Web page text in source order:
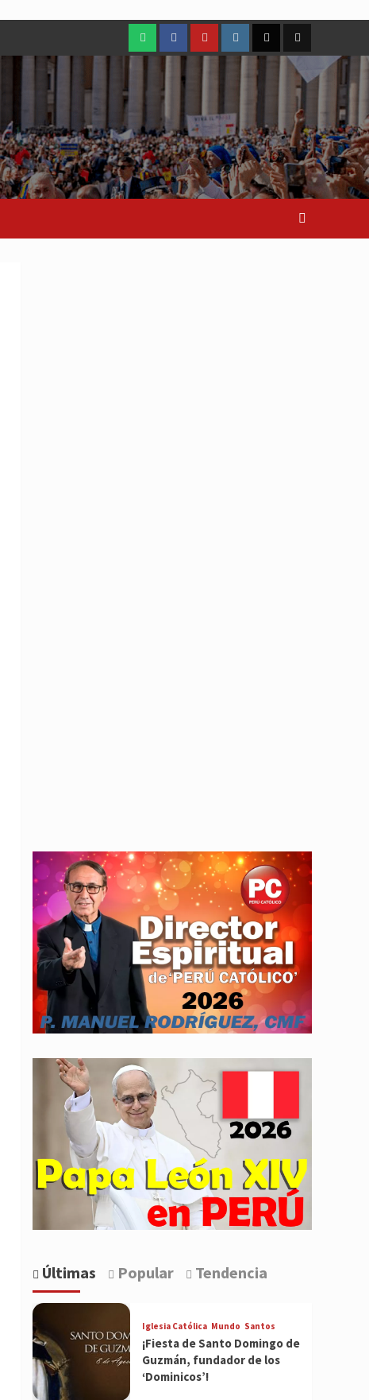
WhatsAppFacebookYoutubeInstagram
X TikTok
Últimas Popular Tendencia
Iglesia Católica Mundo Santos
¡Fiesta de Santo Domingo de
Guzmán, fundador de los
‘Dominicos’!